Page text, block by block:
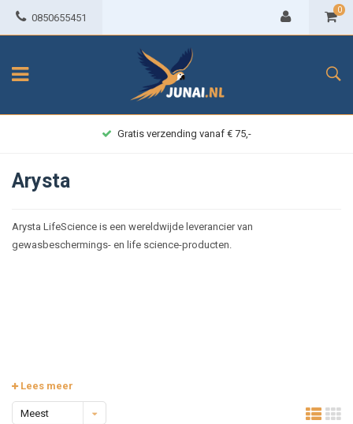
0850655451
0
Gratis verzending vanaf € 75,-
Arysta
Arysta LifeScience is een wereldwijde leverancier van
gewasbeschermings- en life science-producten.
Lees meer
Meest